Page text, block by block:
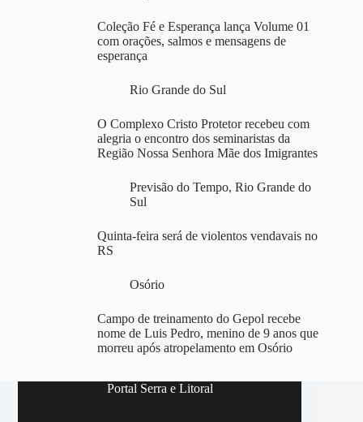
Coleção Fé e Esperança lança Volume 01
com orações, salmos e mensagens de
esperança
Rio Grande do Sul
O Complexo Cristo Protetor recebeu com
alegria o encontro dos seminaristas da
Região Nossa Senhora Mãe dos Imigrantes
Previsão do Tempo, Rio Grande do
Sul
Quinta-feira será de violentos vendavais no
RS
Osório
Campo de treinamento do Gepol recebe
nome de Luis Pedro, menino de 9 anos que
morreu após atropelamento em Osório
Portal Serra e Litoral